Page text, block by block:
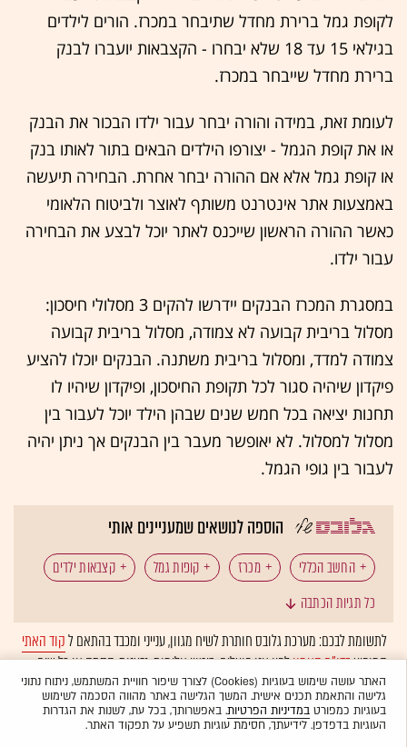
לקופת גמל ברירת מחדל שתיבחר במכרז. הורים לילדים
בגילאי 15 עד 18 שלא יבחרו - הקצבאות יועברו לבנק
ברירת מחדל שייבחר במכרז.
לעומת זאת, במידה והורה יבחר עבור ילדו הבכור את הבנק
או את קופת הגמל - יצורפו הילדים הבאים בתור לאותו בנק
או קופת גמל אלא אם ההורה יבחר אחרת. הבחירה תיעשה
באמצעות אתר אינטרנט משותף לאוצר ולביטוח הלאומי
כאשר ההורה הראשון שייכנס לאתר יוכל לבצע את הבחירה
עבור ילדו.
במסגרת המכרז הבנקים יידרשו להקים 3 מסלולי חיסכון:
מסלול בריבית קבועה לא צמודה, מסלול בריבית קבועה
צמודה למדד, ומסלול בריבית משתנה. הבנקים יוכלו להציע
פיקדון שיהיה סגור לכל תקופת החיסכון, ופיקדון שיהיו לו
תחנות יציאה בכל חמש שנים שבהן הילד יוכל לעבור בין
מסלול למסלול. לא יאופשר מעבר בין הבנקים אך ניתן יהיה
לעבור בין גופי הגמל.
הוספה לנושאים שמעניינים אותי
החשב הכללי מכרז קופות גמל קצבאות ילדים
תוכניות חיסכון
כל תגיות הכתבה
לתשומת לבכם: מערכת גלובס חותרת לשיח מגוון, ענייני ומכבד בהתאם לקוד האתי
המופיעבדו"ח האמוןלפיו אנו פועלים. ביטויי אלימות, גזענות, הסתה או כל שיח
בלתי הולם אחר מסוננים בצורהאוטומטיתולא יפורסמו באתר.
האתר עושה שימוש בעוגיות (Cookies) לצורך שיפור חוויית המשתמש, ניתוח נתוני
גלישה והתאמת תכנים אישית. המשך הגלישה באתר מהווה הסכמה לשימוש
בעוגיות כמפורטבמדיניות הפרטיות. באפשרותך, בכל עת, לשנות את הגדרות
העוגיות בדפדפן. לידיעתך, חסימת עוגיות תשפיע על תפקוד האתר.